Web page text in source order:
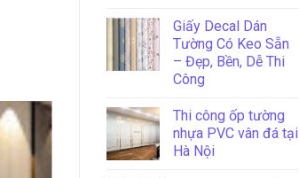
thg 11
Giấy Decal Dán
Tường Có Keo Sẵn
– Đẹp, Bền, Dễ Thi
Công
Thi công ốp tường
nhựa PVC vân đá tại
Hà Nội